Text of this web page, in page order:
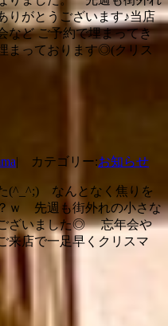
りがとうございます♪当店
など ご予約で埋まってき
まっております◎(クリス
| カテゴリー:お知らせ
(^_^;) なんとなく焦りを
ｗ 先週も街外れの小さな
ございました◎ 忘年会や
来店で一足早くクリスマ